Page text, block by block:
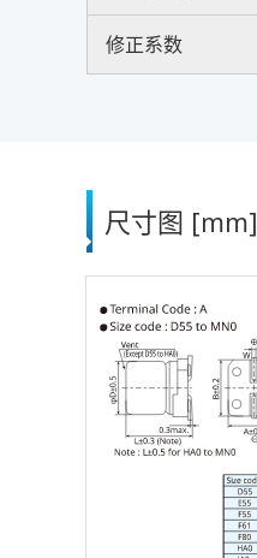
修正系数
尺寸图 [mm]